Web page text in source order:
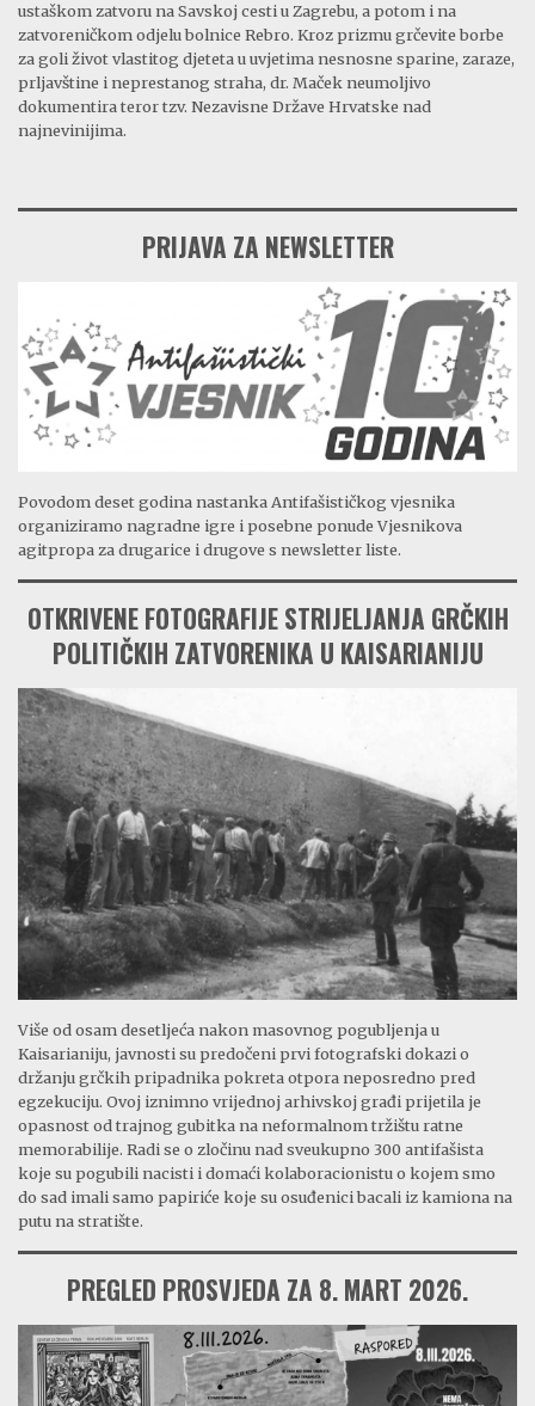
ustaškom zatvoru na Savskoj cesti u Zagrebu, a potom i na
zatvoreničkom odjelu bolnice Rebro. Kroz prizmu grčevite borbe
za goli život vlastitog djeteta u uvjetima nesnosne sparine, zaraze,
prljavštine i neprestanog straha, dr. Maček neumoljivo
dokumentira teror tzv. Nezavisne Države Hrvatske nad
najnevinijima.
PRIJAVA ZA NEWSLETTER
Povodom deset godina nastanka Antifašističkog vjesnika
organiziramo nagradne igre i posebne ponude Vjesnikova
agitpropa za drugarice i drugove s newsletter liste.
OTKRIVENE FOTOGRAFIJE STRIJELJANJA GRČKIH
POLITIČKIH ZATVORENIKA U KAISARIANIJU
Više od osam desetljeća nakon masovnog pogubljenja u
Kaisarianiju, javnosti su predočeni prvi fotografski dokazi o
držanju grčkih pripadnika pokreta otpora neposredno pred
egzekuciju. Ovoj iznimno vrijednoj arhivskoj građi prijetila je
opasnost od trajnog gubitka na neformalnom tržištu ratne
memorabilije. Radi se o zločinu nad sveukupno 300 antifašista
koje su pogubili nacisti i domaći kolaboracionistu o kojem smo
do sad imali samo papiriće koje su osuđenici bacali iz kamiona na
putu na stratište.
PREGLED PROSVJEDA ZA 8. MART 2026.